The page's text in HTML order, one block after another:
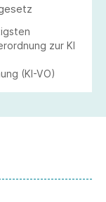
zur KI
(KI-VO)